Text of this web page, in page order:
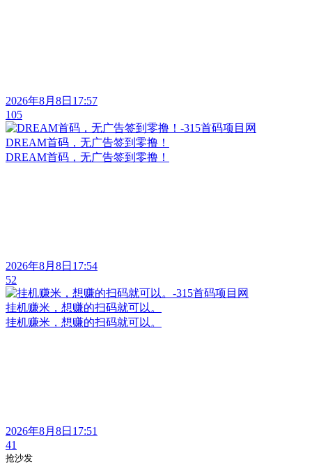
2026年8月8日17:57
105
DREAM首码，无广告签到零撸！
DREAM首码，无广告签到零撸！
2026年8月8日17:54
52
挂机赚米，想赚的扫码就可以。
挂机赚米，想赚的扫码就可以。
2026年8月8日17:51
41
抢沙发